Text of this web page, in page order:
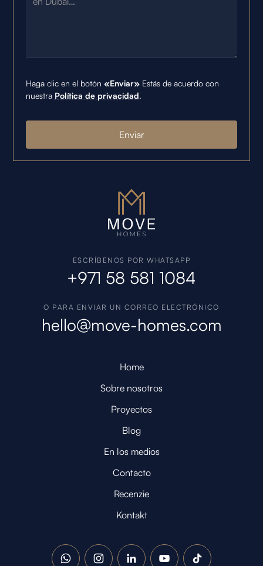
ESCRÍBENOS POR WHATSAPP
+971 58 581 1084
O PARA ENVIAR UN CORREO ELECTRÓNICO
hello@move-homes.com
Home
Sobre nosotros
Proyectos
Blog
En los medios
Contacto
Recenzie
Kontakt
Haga clic en el botón «Enviar»Estás de acuerdo con
nuestra Política de privacidad.